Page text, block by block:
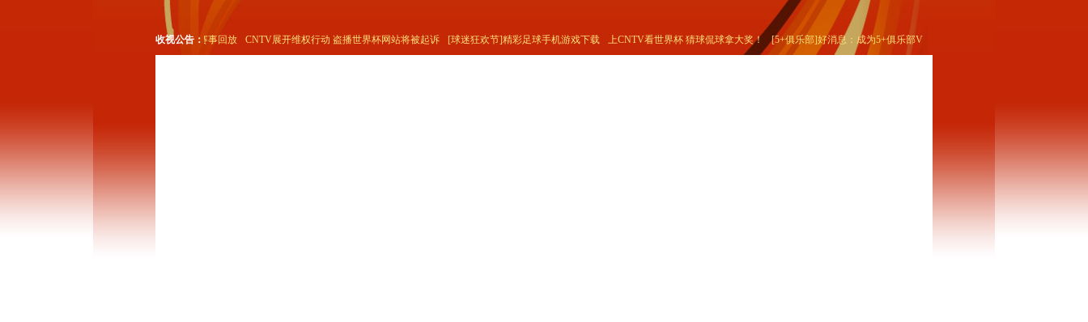
收视公告：
独家奉送!消除"呜呜祖拉"完整赛事回放 CNTV展开维权行动 盗播世界杯网站将被起诉 [球迷狂欢节]精彩足球手机游戏下载 上CNTV看世界杯 猜球侃球拿大奖！ [5+俱乐部]好消息：成为5+俱乐部VIP会员 即送百元大礼